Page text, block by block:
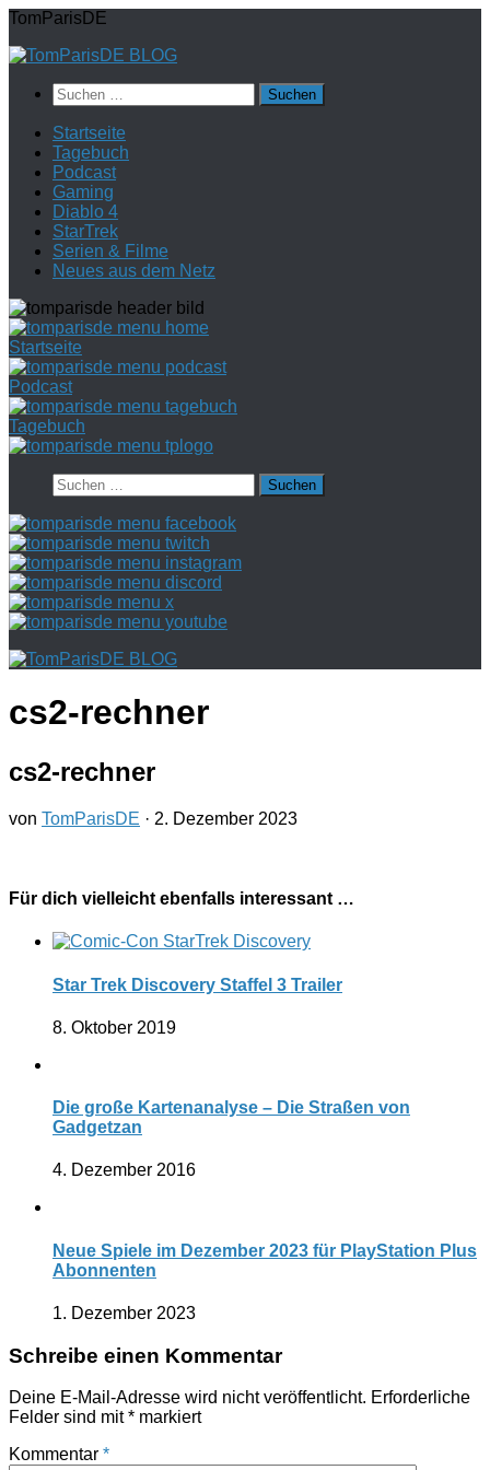
Zum
springen
TomParisDE
Suchen
nach:
Startseite
Tagebuch
Podcast
Gaming
Diablo 4
StarTrek
Serien & Filme
Neues aus dem Netz
Startseite
Podcast
Tagebuch
Suchen
nach:
cs2-rechner
cs2-rechner
von TomParisDE · 2. Dezember 2023
Für dich vielleicht ebenfalls interessant …
Star Trek Discovery Staffel 3 Trailer
8. Oktober 2019
Die große Kartenanalyse – Die Straßen von
Gadgetzan
4. Dezember 2016
Neue Spiele im Dezember 2023 für PlayStation Plus
Abonnenten
1. Dezember 2023
Schreibe einen Kommentar
Deine E-Mail-Adresse wird nicht veröffentlicht. Erforderliche
Felder sind mit* markiert
Kommentar *